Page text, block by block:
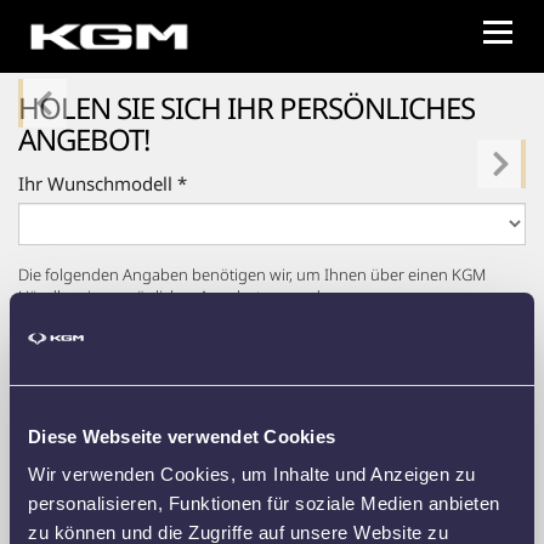
Diese Webseite verwendet Cookies
Wir verwenden Cookies, um Inhalte und Anzeigen zu
personalisieren, Funktionen für soziale Medien anbieten
zu können und die Zugriffe auf unsere Website zu
HOLEN SIE SICH IHR PERSÖNLICHES
ANGEBOT!
Ihr Wunschmodell *
Die folgenden Angaben benötigen wir, um Ihnen über einen KGM
Händler ein persönliches Angebot zu senden.
Frau
Nachname *
E-Mail *